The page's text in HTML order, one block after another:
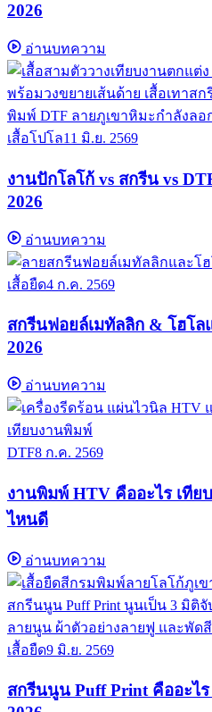
2026
อ่านบทความ
เสื้อโปโล11 มิ.ย. 2569
งานปักโลโก้ vs สกรีน vs
2026
อ่านบทความ
เสื้อยืด4 ก.ค. 2569
สกรีนฟอยล์เมทัลลิก & โฮโล
2026
อ่านบทความ
DTF8 ก.ค. 2569
งานพิมพ์ HTV คืออะไร เทีย
ไหนดี
อ่านบทความ
เสื้อยืด9 มิ.ย. 2569
สกรีนนูน Puff Print คืออะไ